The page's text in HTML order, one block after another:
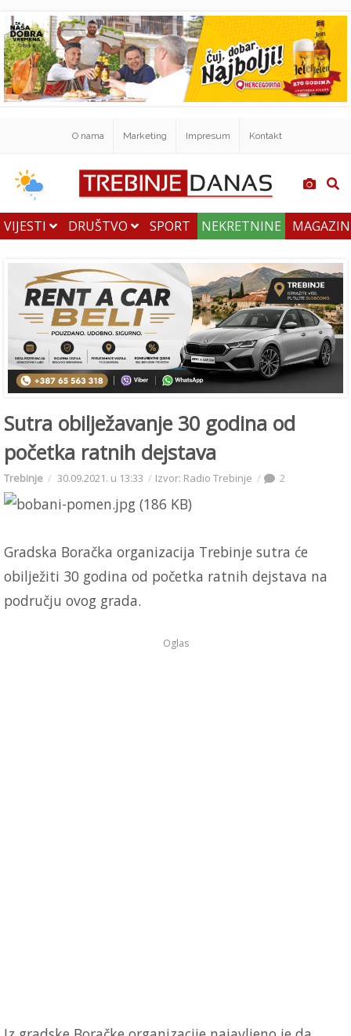
O nama Marketing Impresum Kontakt
VIJESTI DRUŠTVO SPORT NEKRETNINE
Sutra obilježavanje 30 godina od
početka ratnih dejstava
Trebinje 30.09.2021. u 13:33 Izvor: Radio Trebinje 2
Gradska Boračka organizacija Trebinje sutra će
obilježiti 30 godina od početka ratnih dejstava na
području ovog grada.
Oglas